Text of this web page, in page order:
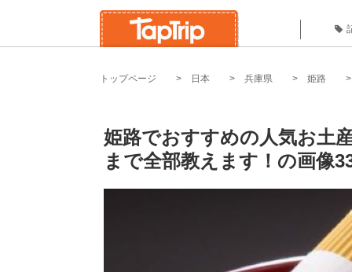
トップページ 日本 兵庫県 姫路
姫路でおすすめの人気お土
まで全部教えます！の画像